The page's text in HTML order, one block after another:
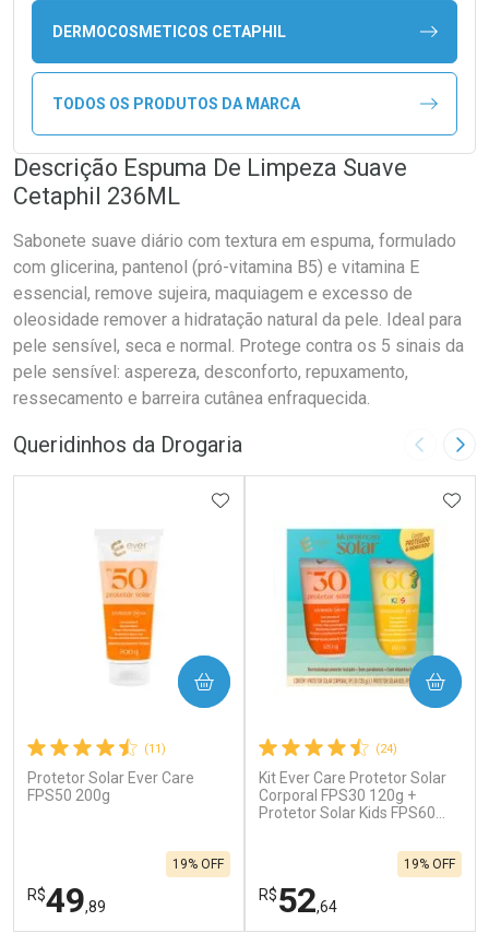
DERMOCOSMETICOS CETAPHIL
TODOS OS PRODUTOS DA MARCA
Descrição Espuma De Limpeza Suave
Cetaphil 236ML
Sabonete suave diário com textura em espuma, formulado
com glicerina, pantenol (pró-vitamina B5) e vitamina E
essencial, remove sujeira, maquiagem e excesso de
oleosidade remover a hidratação natural da pele. Ideal para
pele sensível, seca e normal. Protege contra os 5 sinais da
pele sensível: aspereza, desconforto, repuxamento,
ressecamento e barreira cutânea enfraquecida.
Queridinhos da Drogaria Imagem
(11)
Protetor Solar Ever Care
FPS50 200g
R$49,89
19% OFF
ADICIONAR AOS FAVORITOS
COMPRAR
(24)
Kit Ever Care Protetor Solar
Corporal FPS30 120g +
Protetor Solar Kids FPS60
R$52,64
19% OFF
COMPRAR